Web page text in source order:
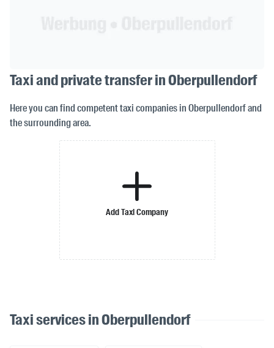
Taxi and private transfer in Oberpullendorf
Here you can find competent taxi companies in Oberpullendorf and
the surrounding area.
Add Taxi Company
Taxi services in Oberpullendorf